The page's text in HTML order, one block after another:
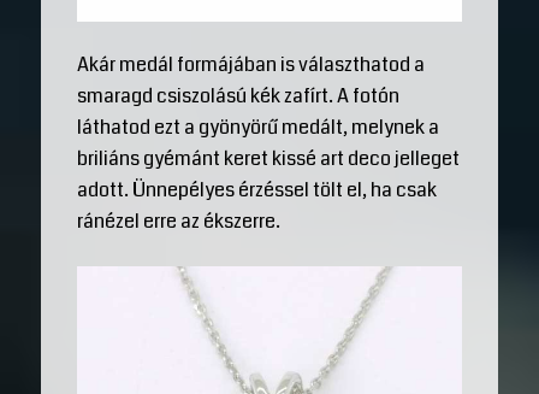
Akár medál formájában is választhatod a
smaragd csiszolású kék zafírt. A fotón
láthatod ezt a gyönyörű medált, melynek a
briliáns gyémánt keret kissé art deco jelleget
adott. Ünnepélyes érzéssel tölt el, ha csak
ránézel erre az ékszerre.